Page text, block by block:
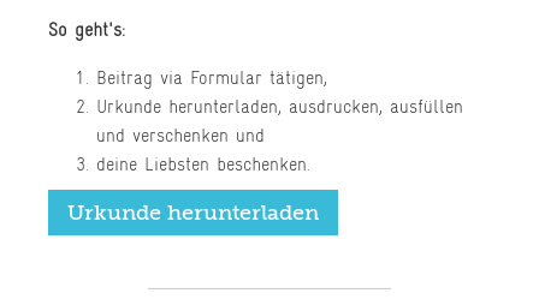
So geht's:
Beitrag via Formular tätigen,
Urkunde herunterladen, ausdrucken, ausfüllen
und verschenken und
deine Liebsten beschenken.
Urkunde herunterladen